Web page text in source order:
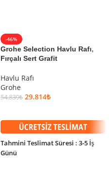
-46%
Grohe Selection Havlu Rafı,
Fırçalı Sert Grafit
Havlu Rafı
Grohe
54.839₺ 29.814₺
Tahmini Teslimat Süresi : 3-5 İş
Günü